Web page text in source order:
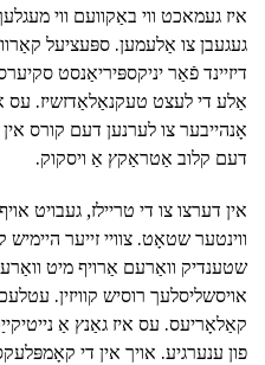
איז געמאכט ווי באַקוועם ווי
געגעבן צו אַלעמען. ספּעציעל
דיזיינד פֿאַר יניקספּיריאַנסט
אַלע די לעצט טעקנאַלאַדזשיז. עס
אָנהייבער צו לערנען דעם קורס
דעם קלוב אַטראַקץ אַ ויסקוק.
אין דערצו צו די טריילז, געבויט
ווינטער שטאָט. צוויי זייער
שטענדיק וואַרעם אַרויף מיט
אויסשליסלעך רוסיש קוויזין.
קאַלאָריעס. עס איז גאַנץ אַ